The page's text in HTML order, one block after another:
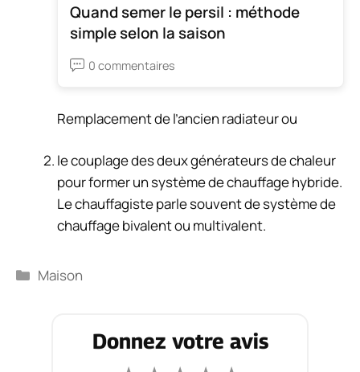
Quand semer le persil : méthode
simple selon la saison
0 commentaires
Remplacement de l’ancien radiateur ou
le couplage des deux générateurs de chaleur
pour former un système de chauffage hybride.
Le chauffagiste parle souvent de système de
chauffage bivalent ou multivalent.
Catégories
Maison
Donnez votre avis